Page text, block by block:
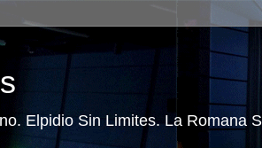
Elpidio Sin Limites. La Romana